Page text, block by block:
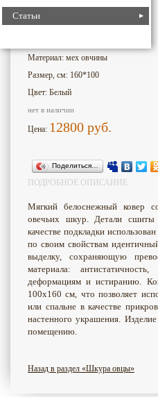
Статьи
Номер для поиска:
Материал: мех овчины
Размер, см: 160*100
Цвет: Белый
нет в наличии
Цена: 12800 руб.
Поделиться…
ПОДРОБНОЕ ОПИСАНИЕ
Мягкий белоснежный ковер
овечьих шкур. Детали
качестве подкладки
по своим свойствам
выделку, сохраняющую
материала:
деформациям и истиранию.
100х160 см, что позволяет
или спальне в качестве
настенного украшения.
помещению.
Назад в раздел «Шкура овцы»